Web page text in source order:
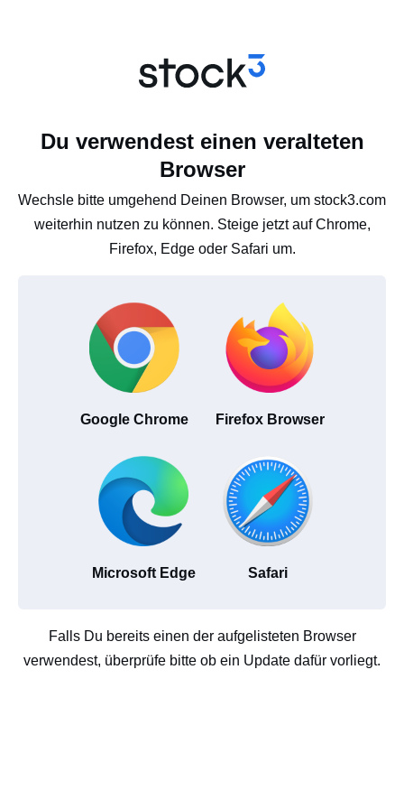
Du verwendest einen veralteten
Browser
Wechsle bitte umgehend Deinen Browser, um stock3.com
weiterhin nutzen zu können. Steige jetzt auf Chrome,
Firefox, Edge oder Safari um.
Google Chrome Firefox Browser
Microsoft Edge Safari
Falls Du bereits einen der aufgelisteten Browser
verwendest, überprüfe bitte ob ein Update dafür vorliegt.